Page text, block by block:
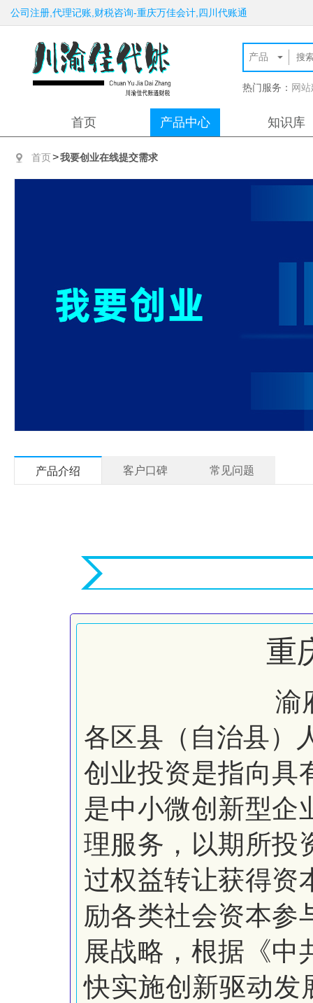
公司注册,代理记账,财税咨询-重庆万佳会计,四川代账通
热门服务： 网
首页 产品中心 知识库
首页>我要创业在线提交需求
产品介绍 客户口碑 常见问题
重
渝
各区县（自治县）
创业投资是指向具
是中小微创新型企
理服务，以期所投
过权益转让获得资
励各类社会资本参
展战略，根据《中
快实施创新驱动发